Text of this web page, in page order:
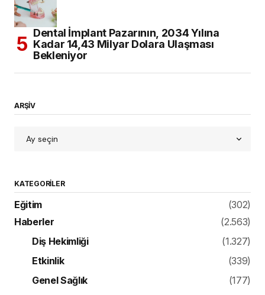
Dental İmplant Pazarının, 2034 Yılına
Kadar 14,43 Milyar Dolara Ulaşması
Bekleniyor
ARŞİV
KATEGORILER
Eğitim
(302)
Haberler
(2.563)
Diş Hekimliği
(1.327)
Etkinlik
(339)
Genel Sağlık
(177)